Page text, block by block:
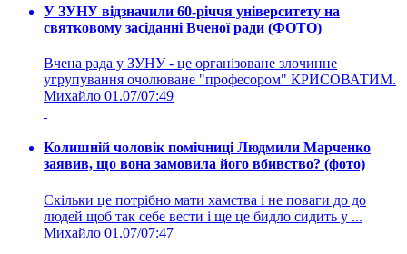
У ЗУНУ відзначили 60-річчя університету на
святковому засіданні Вченої ради (ФОТО)
Вчена рада у ЗУНУ - це організоване злочинне
угрупування очолюване "професором" КРИСОВАТИМ.
Михайло 01.07/07:49
Колишній чоловік помічниці Людмили Марченко
заявив, що вона замовила його вбивство? (фото)
Скільки це потрібно мати хамства і не поваги до до
людей щоб так себе вести і ще це бидло сидить у ...
Михайло 01.07/07:47